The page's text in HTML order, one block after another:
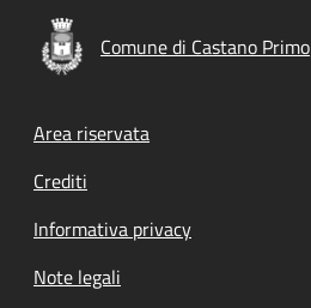
Comune di Castano Primo
Footer menu
Area riservata
Crediti
Informativa privacy
Note legali